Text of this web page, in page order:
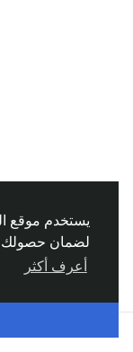
يستخدم موقع
لضمان حصولك
أعرف أكثر
المنشورات